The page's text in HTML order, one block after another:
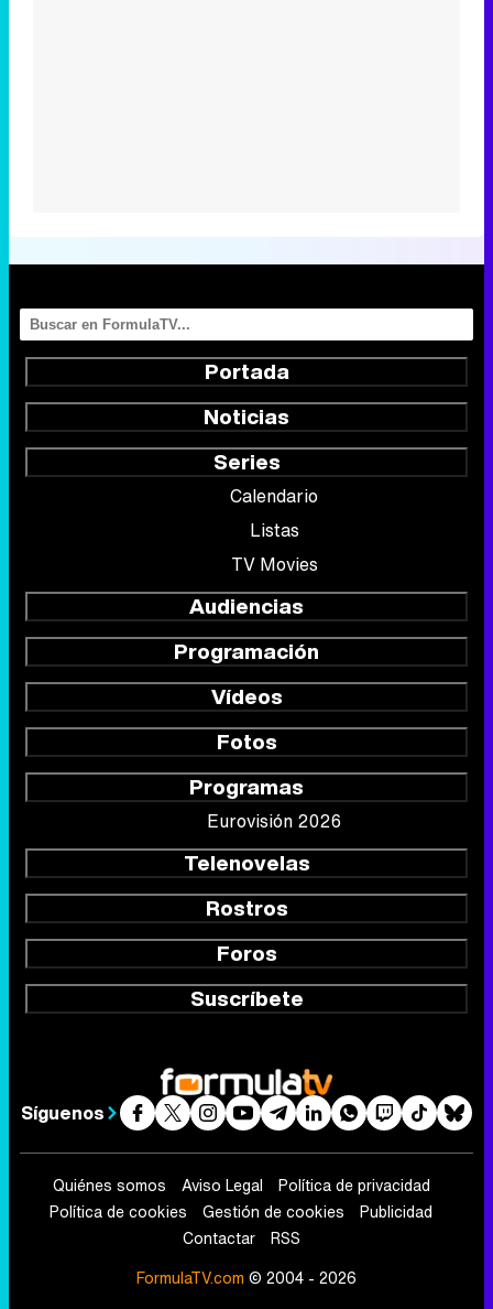
Portada
Noticias
Series
Calendario
Listas
TV Movies
Audiencias
Programación
Vídeos
Fotos
Programas
Eurovisión 2026
Telenovelas
Rostros
Foros
Suscríbete
Síguenos
Quiénes somos Aviso Legal
Política de privacidad
Política de cookies
Gestión de cookies
Publicidad
Contactar
RSS
FormulaTV.com © 2004 - 2026